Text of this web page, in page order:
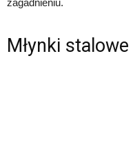
Młynki stalowe